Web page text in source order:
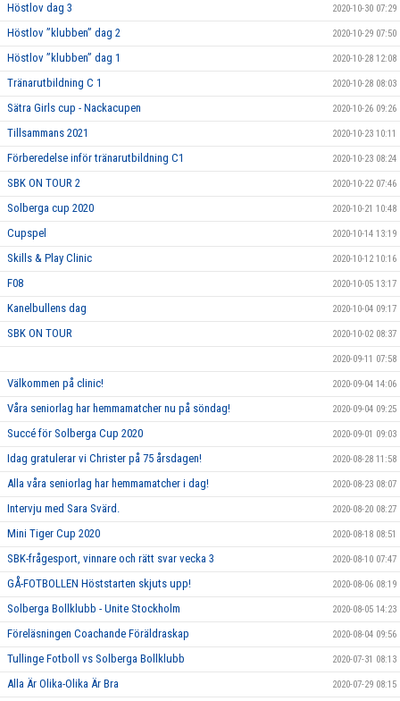
Höstlov dag 3 2020-10-30 07:29
Höstlov ”klubben” dag 2 2020-10-29 07:50
Höstlov ”klubben” dag 1 2020-10-28 12:08
Tränarutbildning C 1 2020-10-28 08:03
Sätra Girls cup - Nackacupen 2020-10-26 09:26
Tillsammans 2021 2020-10-23 10:11
Förberedelse inför tränarutbildning C1 2020-10-23 08:24
SBK ON TOUR 2 2020-10-22 07:46
Solberga cup 2020 2020-10-21 10:48
Cupspel 2020-10-14 13:19
Skills & Play Clinic 2020-10-12 10:16
F08 2020-10-05 13:17
Kanelbullens dag 2020-10-04 09:17
SBK ON TOUR 2020-10-02 08:37
2020-09-11 07:58
Välkommen på clinic! 2020-09-04 14:06
Våra seniorlag har hemmamatcher nu på söndag! 2020-09-04 09:25
Succé för Solberga Cup 2020 2020-09-01 09:03
Idag gratulerar vi Christer på 75 årsdagen! 2020-08-28 11:58
Alla våra seniorlag har hemmamatcher i dag! 2020-08-23 08:07
Intervju med Sara Svärd. 2020-08-20 08:27
Mini Tiger Cup 2020 2020-08-18 08:51
SBK-frågesport, vinnare och rätt svar vecka 3 2020-08-10 07:47
GÅ-FOTBOLLEN Höststarten skjuts upp! 2020-08-06 08:19
Solberga Bollklubb - Unite Stockholm 2020-08-05 14:23
Föreläsningen Coachande Föräldraskap 2020-08-04 09:56
Tullinge Fotboll vs Solberga Bollklubb 2020-07-31 08:13
Alla Är Olika-Olika Är Bra 2020-07-29 08:15